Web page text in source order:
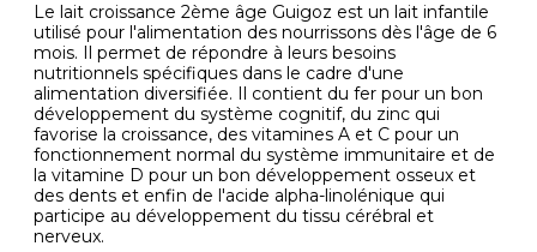
Le lait croissance 2ème âge Guigoz est un lait infantile
utilisé pour l'alimentation des nourrissons dès l'âge de 6
mois. Il permet de répondre à leurs besoins
nutritionnels spécifiques dans le cadre d'une
alimentation diversifiée. Il contient du fer pour un bon
développement du système cognitif, du zinc qui
favorise la croissance, des vitamines A et C pour un
fonctionnement normal du système immunitaire et de
la vitamine D pour un bon développement osseux et
des dents et enfin de l'acide alpha-linolénique qui
participe au développement du tissu cérébral et
nerveux.